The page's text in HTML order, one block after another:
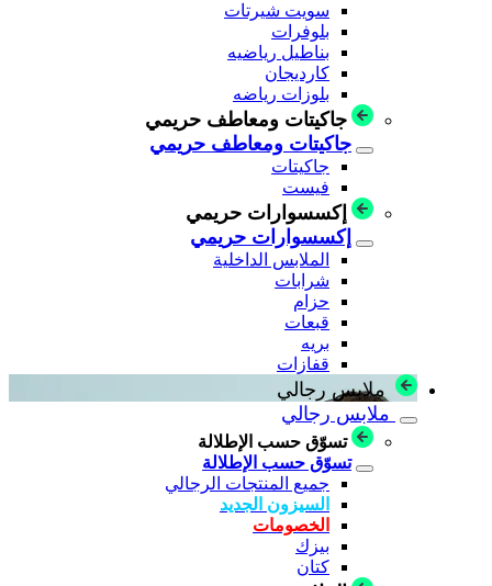
سويت شيرتات
بلوفرات
بناطيل رياضيه
كارديجان
بلوزات رياضه
جاكيتات ومعاطف حريمي
جاكيتات ومعاطف حريمي
جاكيتات
فيست
إكسسوارات حريمي
إكسسوارات حريمي
الملابس الداخلية
شرابات
حزام
قبعات
بريه
قفازات
ملابس رجالي
ملابس رجالي
تسوّق حسب الإطلالة
تسوّق حسب الإطلالة
جميع المنتجات الرجالي
السيزون الجديد
الخصومات
بيزك
كتان